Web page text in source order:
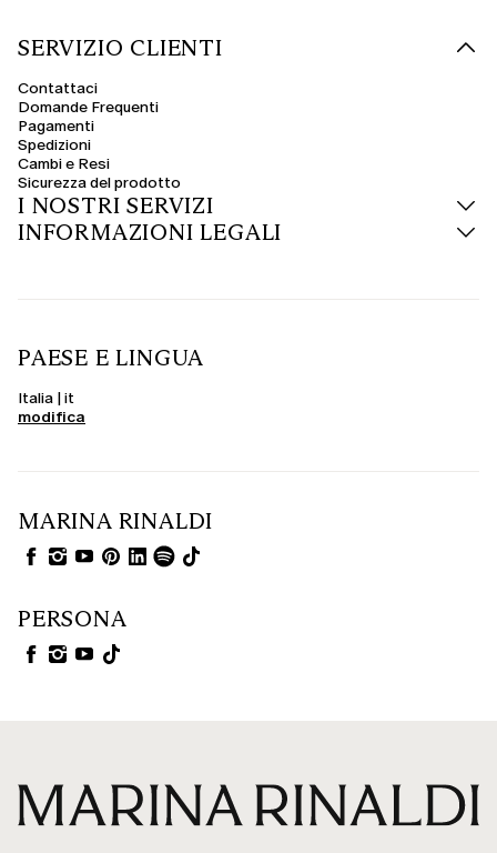
SERVIZIO CLIENTI
Contattaci
Domande Frequenti
Pagamenti
Spedizioni
Cambi e Resi
Sicurezza del prodotto
I NOSTRI SERVIZI
INFORMAZIONI LEGALI
PAESE E LINGUA
Italia | it
modifica
MARINA RINALDI
PERSONA